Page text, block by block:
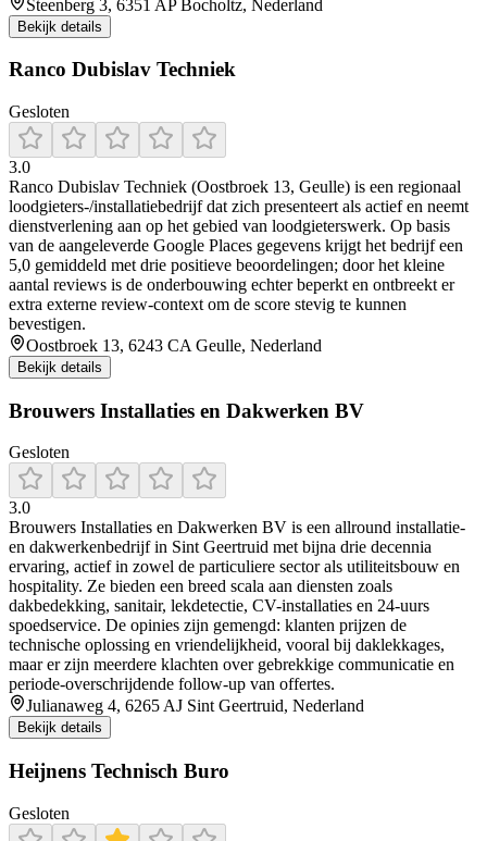
Steenberg 3, 6351 AP Bocholtz, Nederland
Bekijk details
Ranco Dubislav Techniek
Gesloten
3.0
Ranco Dubislav Techniek (Oostbroek 13, Geulle) is een regionaal
loodgieters-/installatiebedrijf dat zich presenteert als actief en neemt
dienstverlening aan op het gebied van loodgieterswerk. Op basis
van de aangeleverde Google Places gegevens krijgt het bedrijf een
5,0 gemiddeld met drie positieve beoordelingen; door het kleine
aantal reviews is de onderbouwing echter beperkt en ontbreekt er
extra externe review-context om de score stevig te kunnen
bevestigen.
Oostbroek 13, 6243 CA Geulle, Nederland
Bekijk details
Brouwers Installaties en Dakwerken BV
Gesloten
3.0
Brouwers Installaties en Dakwerken BV is een allround installatie-
en dakwerkenbedrijf in Sint Geertruid met bijna drie decennia
ervaring, actief in zowel de particuliere sector als utiliteitsbouw en
hospitality. Ze bieden een breed scala aan diensten zoals
dakbedekking, sanitair, lekdetectie, CV-installaties en 24-uurs
spoedservice. De opinies zijn gemengd: klanten prijzen de
technische oplossing en vriendelijkheid, vooral bij daklekkages,
maar er zijn meerdere klachten over gebrekkige communicatie en
periode-overschrijdende follow-up van offertes.
Julianaweg 4, 6265 AJ Sint Geertruid, Nederland
Bekijk details
Heijnens Technisch Buro
Gesloten